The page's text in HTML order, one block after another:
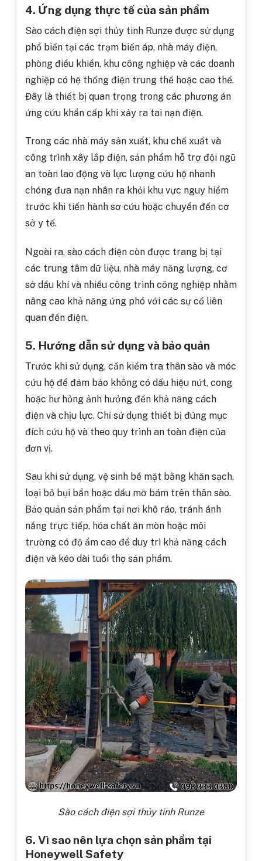
4. Ứng dụng thực tế của sản phẩm
Sào cách điện sợi thủy tinh Runze được sử dụng
phổ biến tại các trạm biến áp, nhà máy điện,
phòng điều khiển, khu công nghiệp và các doanh
nghiệp có hệ thống điện trung thế hoặc cao thế.
Đây là thiết bị quan trọng trong các phương án
ứng cứu khẩn cấp khi xảy ra tai nạn điện.
Trong các nhà máy sản xuất, khu chế xuất và
công trình xây lắp điện, sản phẩm hỗ trợ đội ngũ
an toàn lao động và lực lượng cứu hộ nhanh
chóng đưa nạn nhân ra khỏi khu vực nguy hiểm
trước khi tiến hành sơ cứu hoặc chuyển đến cơ
sở y tế.
Ngoài ra, sào cách điện còn được trang bị tại
các trung tâm dữ liệu, nhà máy năng lượng, cơ
sở dầu khí và nhiều công trình công nghiệp nhằm
nâng cao khả năng ứng phó với các sự cố liên
quan đến điện.
5. Hướng dẫn sử dụng và bảo quản
Trước khi sử dụng, cần kiểm tra thân sào và móc
cứu hộ để đảm bảo không có dấu hiệu nứt, cong
hoặc hư hỏng ảnh hưởng đến khả năng cách
điện và chịu lực. Chỉ sử dụng thiết bị đúng mục
đích cứu hộ và theo quy trình an toàn điện của
đơn vị.
Sau khi sử dụng, vệ sinh bề mặt bằng khăn sạch,
loại bỏ bụi bẩn hoặc dầu mỡ bám trên thân sào.
Bảo quản sản phẩm tại nơi khô ráo, tránh ánh
nắng trực tiếp, hóa chất ăn mòn hoặc môi
trường có độ ẩm cao để duy trì khả năng cách
điện và kéo dài tuổi thọ sản phẩm.
Sào cách điện sợi thủy tinh Runze
6. Vì sao nên lựa chọn sản phẩm tại
Honeywell Safety